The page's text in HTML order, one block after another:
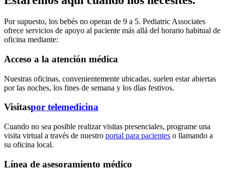
Por supuesto, los bebés no operan de 9 a 5. Pediatric Associates
ofrece servicios de apoyo al paciente más allá del horario habitual de
oficina mediante:
Acceso a la atención médica
Nuestras oficinas, convenientemente ubicadas, suelen estar abiertas
por las noches, los fines de semana y los días festivos.
Visitaspor telemedicina
Cuando no sea posible realizar visitas presenciales, programe una
visita virtual a través de nuestro portal para pacientes o llamando a
su oficina local.
Línea de asesoramiento médico